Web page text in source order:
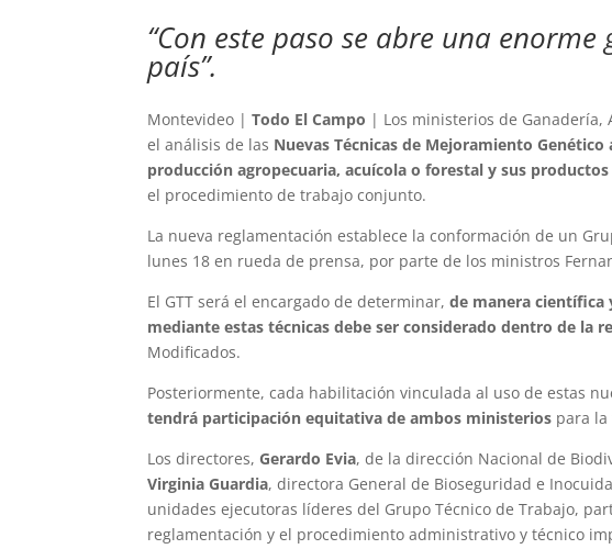
“Con este paso se abre una
país”.
Montevideo |Todo El Campo | Los ministerios de
el análisis de las Nuevas Técnicas de Mejoramiento
producción agropecuaria, acuícola o forestal y sus
el procedimiento de trabajo conjunto.
La nueva reglamentación establece la conformación de un
lunes 18 en rueda de prensa, por parte de los ministros
El GTT será el encargado de determinar,de manera
mediante estas técnicas debe ser considerado dentro de la
Modificados.
Posteriormente, cada habilitación vinculada al uso de estas
tendrá participación equitativa de ambos ministerios para la
Los directores, Gerardo Evia, de la dirección Nacional de
Virginia Guardia, directora General de Bioseguridad e
unidades ejecutoras líderes del Grupo Técnico de Trabajo,
reglamentación y el procedimiento administrativo y técnico